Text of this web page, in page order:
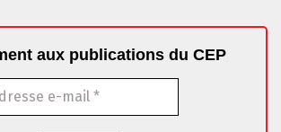
aux publications du CEP